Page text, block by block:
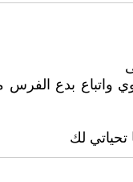
واتباع بدع
تحياتي لك